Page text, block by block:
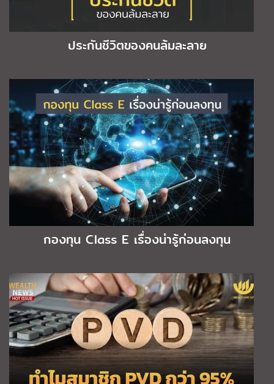
ประกันชีวิตของคนล้มละลาย
กองทุน Class E เรื่องน่ารู้ก่อนลงทุน